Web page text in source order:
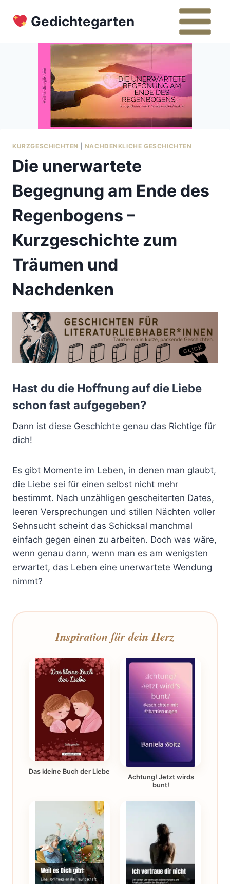
Inhalt
Gedichtegarten
KURZGESCHICHTEN NACHDENKLICHE GESCHICHTEN
Die unerwartete
Begegnung am Ende des
Regenbogens –
Kurzgeschichte zum
Träumen und
Nachdenken
Hast du die Hoffnung auf die Liebe
schon fast aufgegeben?
Dann ist diese Geschichte genau das Richtige für
dich!
Es gibt Momente im Leben, in denen man glaubt,
die Liebe sei für einen selbst nicht mehr
bestimmt. Nach unzähligen gescheiterten Dates,
leeren Versprechungen und stillen Nächten voller
Sehnsucht scheint das Schicksal manchmal
einfach gegen einen zu arbeiten. Doch was wäre,
wenn genau dann, wenn man es am wenigsten
erwartet, das Leben eine unerwartete Wendung
nimmt?
Inspiration für dein Herz
Das kleine Buch der Liebe
Achtung! Jetzt wirds
bunt!